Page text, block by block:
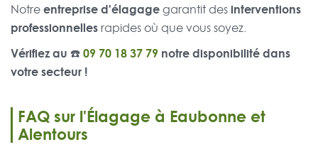
Notreentreprise d'élagagegarantit desinterventions
professionnellesrapides où que vous soyez.
Vérifiez au ☎️09 70 18 37 79 notre disponibilité dans
votre secteur !
FAQ sur l'Élagage à Eaubonne et
Alentours